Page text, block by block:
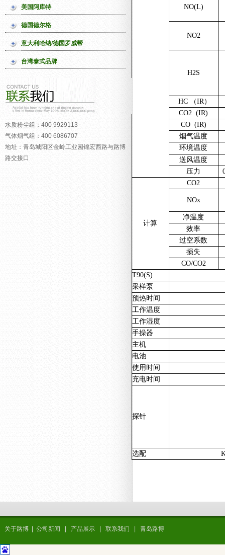
美国阿库特
德国德尔格
意大利哈纳/德国罗威帮
台湾泰式品牌
水质粉尘组：400 9929113
气体烟气组：400 6086707
地址：青岛城阳区金岭工业园锦宏西路与路博
路交接口
NO(L)
NO2
H2S
HC （IR）
CO2 (IR)
CO (IR)
烟气温度
环境温度
送风温度
压力
计算
CO2
NOx
净温度
效率
过空系数
损失
CO/CO2
T90(S)
采样泵
预热时间
工作温度
工作湿度
手操器
主机
电池
使用时间
充电时间
探针
选配
关于路博 公司新闻 产品展示 联系我们 青岛路博